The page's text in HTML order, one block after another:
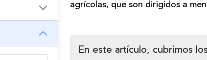
agrícolas, que son dirigidos a
En este artículo, cubrimos